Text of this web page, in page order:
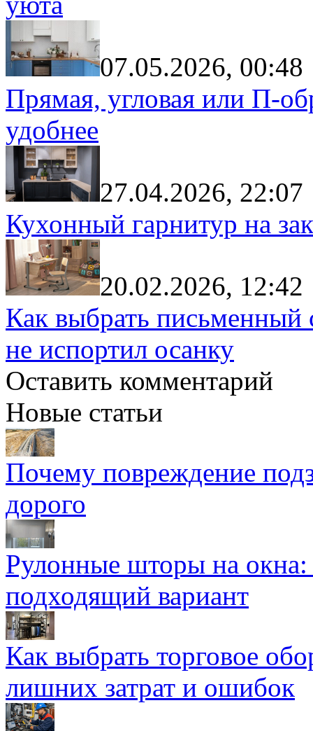
07.05.2026, 00:48
Прямая, угловая или П-
удобнее
27.04.2026, 22:07
Кухонный гарнитур на
20.02.2026, 12:42
Как выбрать письменный
не испортил осанку
Оставить комментарий
Новые статьи
Почему повреждение
дорого
Рулонные шторы на
подходящий вариант
Как выбрать торговое
лишних затрат и ошибок